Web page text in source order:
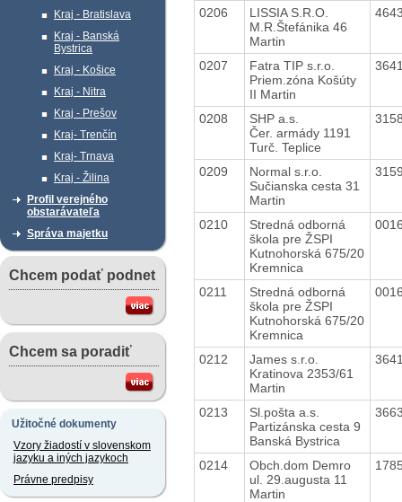
Kraj - Bratislava
Kraj - Banská
Bystrica
Kraj - Košice
Kraj - Nitra
Kraj - Prešov
Kraj- Trenčín
Kraj- Trnava
Kraj - Žilina
Profil verejného
obstarávateľa
Správa majetku
Chcem podať podnet
Chcem sa poradiť
Užitočné dokumenty
Vzory žiadostí v slovenskom
jazyku a iných jazykoch
Právne predpisy
0206
LISSIA S.R.O.
M.R.Štefánika 46
Martin
0207
Fatra TIP s.r.o.
Priem.zóna Košúty
II Martin
0208
SHP a.s.
Čer. armády 1191
Turč. Teplice
0209
Normal s.r.o.
Sučianska cesta 31
Martin
0210
Stredná odborná
škola pre ŽSPI
Kutnohorská 675/20
Kremnica
0211
Stredná odborná
škola pre ŽSPI
Kutnohorská 675/20
Kremnica
0212
James s.r.o.
Kratinova 2353/61
Martin
0213
Sl.pošta a.s.
Partizánska cesta 9
Banská Bystrica
0214
Obch.dom Demro
ul. 29.augusta 11
Martin